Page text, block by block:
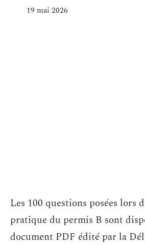
19 mai 2026
Les 100 questions posées lors
pratique du permis B sont
document PDF édité par la